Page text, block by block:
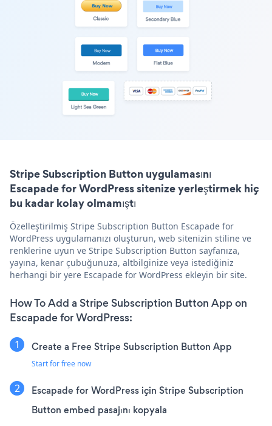
Stripe Subscription Button uygulamasını
Escapade for WordPress sitenize yerleştirmek hiç
bu kadar kolay olmamıştı
Özelleştirilmiş Stripe Subscription Button Escapade for
WordPress uygulamanızı oluşturun, web sitenizin stiline ve
renklerine uyun ve Stripe Subscription Button sayfanıza,
yayına, kenar çubuğunuza, altbilginize veya istediğiniz
herhangi bir yere Escapade for WordPress ekleyin bir site.
How To Add a Stripe Subscription Button App on
Escapade for WordPress:
Create a Free Stripe Subscription Button App
Start for free now
Escapade for WordPress için Stripe Subscription
Button embed pasajını kopyala